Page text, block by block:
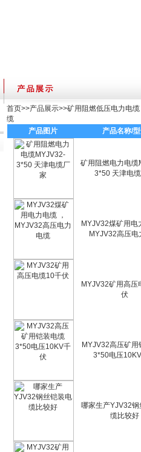
首页>>产品展示>>矿用阻燃低压电力电
缆
产品图片
产品名称/
矿用阻燃电力电缆
3*50 天津电
MYJV32煤矿用电
MYJV32高压电
MYJV32矿用高压
伏
MYJV32高压矿用
3*50电压
哪家生产YJV32
缆比较好